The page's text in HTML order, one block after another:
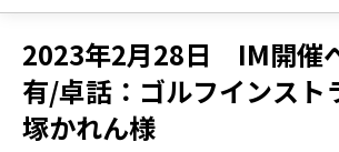
2023年2月28日 IM開催
有/卓話：ゴルフインスト
塚かれん様